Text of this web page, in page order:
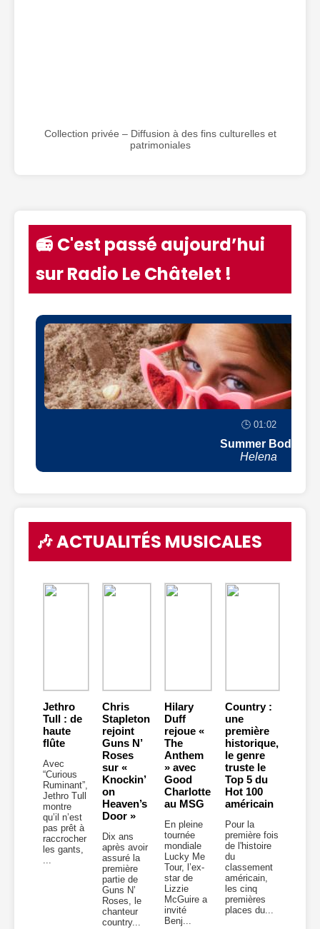
Collection privée – Diffusion à des fins culturelles et
patrimoniales
📻 C'est passé aujourd’hui
sur Radio Le Châtelet !
🕒 01:02
Summer Body
Helena
🎶 ACTUALITÉS MUSICALES
Jethro
Tull : de
haute
flûte
Avec
“Curious
Ruminant”,
Jethro Tull
montre
qu’il n’est
pas prêt à
raccrocher
les gants,
...
Chris
Stapleton
rejoint
Guns N’
Roses
sur «
Knockin’
on
Heaven’s
Door »
Dix ans
après avoir
assuré la
première
partie de
Guns N’
Roses, le
chanteur
country...
Hilary
Duff
rejoue «
The
Anthem
» avec
Good
Charlotte
au MSG
En pleine
tournée
mondiale
Lucky Me
Tour, l’ex-
star de
Lizzie
McGuire a
invité
Benj...
Country :
une
première
historique,
le genre
truste le
Top 5 du
Hot 100
américain
Pour la
première fois
de l'histoire
du
classement
américain,
les cinq
premières
places du...